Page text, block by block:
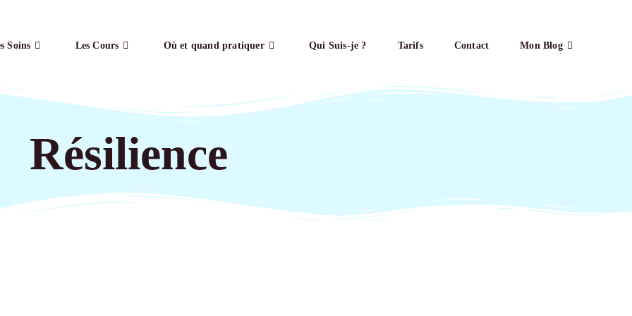
Soins Les Cours Où et quand pratiquer Qui Suis-je ? Tarifs Contact Mon Blog
Résilience